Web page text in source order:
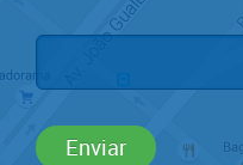
Enviar